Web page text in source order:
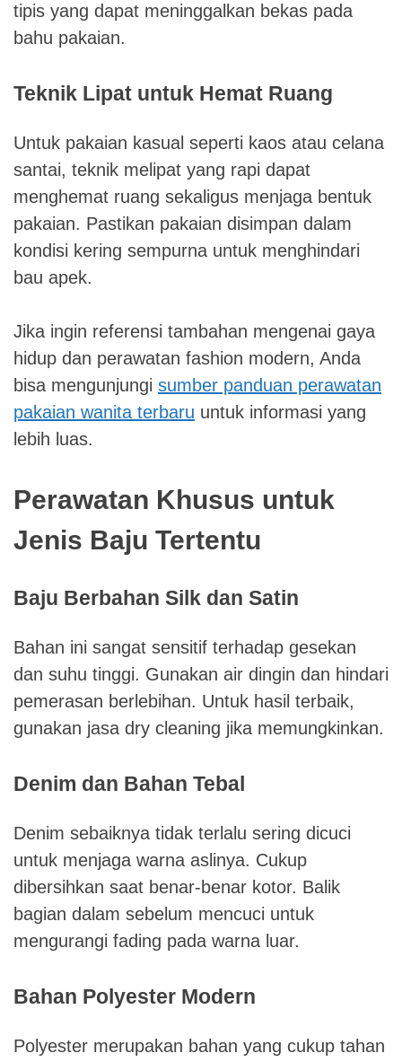
tipis yang dapat meninggalkan bekas pada
bahu pakaian.
Teknik Lipat untuk Hemat Ruang
Untuk pakaian kasual seperti kaos atau celana
santai, teknik melipat yang rapi dapat
menghemat ruang sekaligus menjaga bentuk
pakaian. Pastikan pakaian disimpan dalam
kondisi kering sempurna untuk menghindari
bau apek.
Jika ingin referensi tambahan mengenai gaya
hidup dan perawatan fashion modern, Anda
bisa mengunjungi sumber panduan perawatan
pakaian wanita terbaru untuk informasi yang
lebih luas.
Perawatan Khusus untuk
Jenis Baju Tertentu
Baju Berbahan Silk dan Satin
Bahan ini sangat sensitif terhadap gesekan
dan suhu tinggi. Gunakan air dingin dan hindari
pemerasan berlebihan. Untuk hasil terbaik,
gunakan jasa dry cleaning jika memungkinkan.
Denim dan Bahan Tebal
Denim sebaiknya tidak terlalu sering dicuci
untuk menjaga warna aslinya. Cukup
dibersihkan saat benar-benar kotor. Balik
bagian dalam sebelum mencuci untuk
mengurangi fading pada warna luar.
Bahan Polyester Modern
Polyester merupakan bahan yang cukup tahan